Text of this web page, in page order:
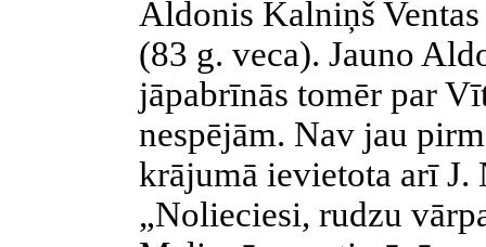
Aldonis Kalniņš
(83 g. veca). Jauno
jāpabrīnās tomēr par
nespējām. Nav jau
krājumā ievietota arī
„Nolieciesi, rudzu